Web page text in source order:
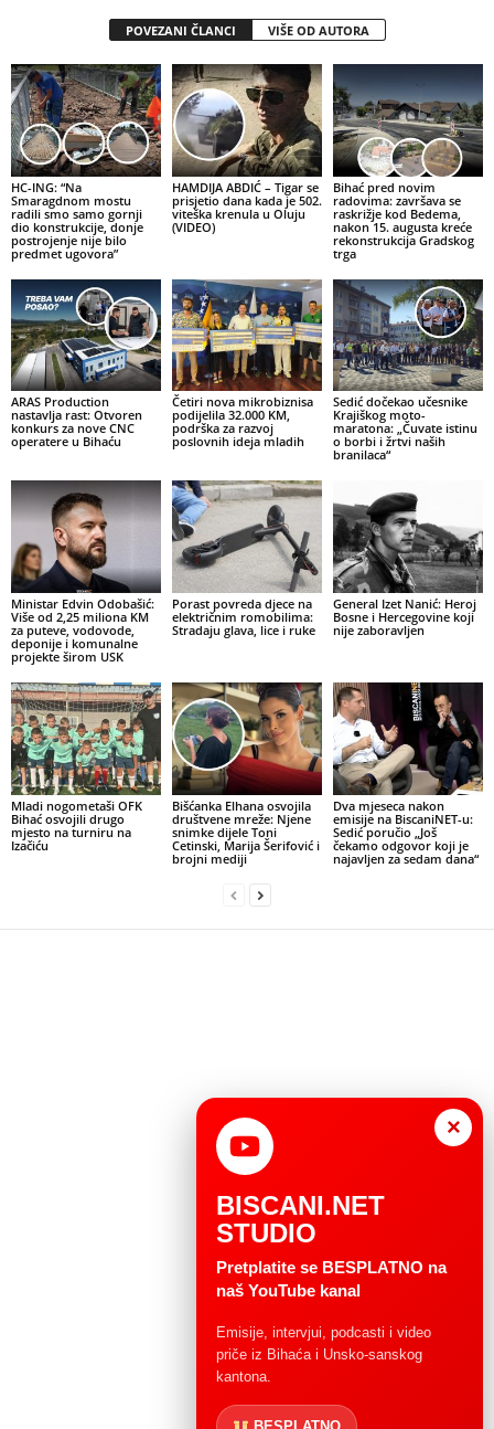
POVEZANI ČLANCI VIŠE OD AUTORA
HC-ING: “Na
Smaragdnom mostu
radili smo samo gornji
dio konstrukcije, donje
postrojenje nije bilo
predmet ugovora”
HAMDIJA ABDIĆ – Tigar se
prisjetio dana kada je 502.
viteška krenula u Oluju
(VIDEO)
Bihać pred novim
radovima: završava se
raskrižje kod Bedema,
nakon 15. augusta kreće
rekonstrukcija Gradskog
trga
ARAS Production
nastavlja rast: Otvoren
konkurs za nove CNC
operatere u Bihaću
Četiri nova mikrobiznisa
podijelila 32.000 KM,
podrška za razvoj
poslovnih ideja mladih
Sedić dočekao učesnike
Krajiškog moto-
maratona: „Čuvate istinu
o borbi i žrtvi naših
branilaca“
Ministar Edvin Odobašić:
Više od 2,25 miliona KM
za puteve, vodovode,
deponije i komunalne
projekte širom USK
Porast povreda djece na
električnim romobilima:
Stradaju glava, lice i ruke
General Izet Nanić: Heroj
Bosne i Hercegovine koji
nije zaboravljen
Mladi nogometaši OFK
Bihać osvojili drugo
mjesto na turniru na
Izačiću
Bišćanka Elhana osvojila
društvene mreže: Njene
snimke dijele Toni
Cetinski, Marija Šerifović i
brojni mediji
Dva mjeseca nakon
emisije na BiscaniNET-u:
Sedić poručio „Još
čekamo odgovor koji je
najavljen za sedam dana“
×
BISCANI.NET
STUDIO
Pretplatite se BESPLATNO na
naš YouTube kanal
Emisije, intervjui, podcasti i video
priče iz Bihaća i Unsko-sanskog
kantona.